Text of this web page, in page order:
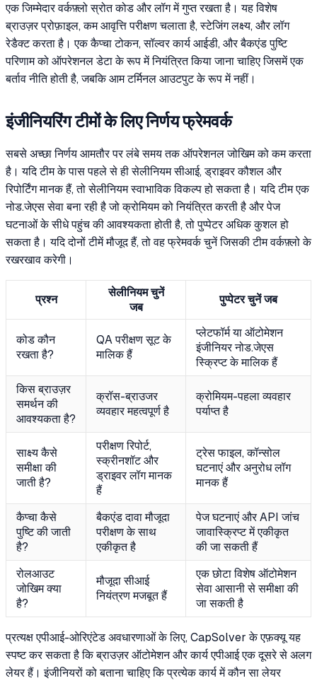
एक जिम्मेदार वर्कफ़्लो स्रोत कोड और लॉग में गुप्त रखता है। यह विशेष
ब्राउज़र प्रोफ़ाइल, कम आवृत्ति परीक्षण चलाता है, स्टेजिंग लक्ष्य, और लॉग
रेडैक्ट करता है। एक कैप्चा टोकन, सॉल्वर कार्य आईडी, और बैकएंड पुष्टि
परिणाम को ऑपरेशनल डेटा के रूप में नियंत्रित किया जाना चाहिए जिसमें एक
बर्ताव नीति होती है, जबकि आम टर्मिनल आउटपुट के रूप में नहीं।
इंजीनियरिंग टीमों के लिए निर्णय फ्रेमवर्क
सबसे अच्छा निर्णय आमतौर पर लंबे समय तक ऑपरेशनल जोखिम को कम करता
है। यदि टीम के पास पहले से ही सेलीनियम सीआई, ड्राइवर कौशल और
रिपोर्टिंग मानक हैं, तो सेलीनियम स्वाभाविक विकल्प हो सकता है। यदि टीम एक
नोड.जेएस सेवा बना रही है जो क्रोमियम को नियंत्रित करती है और पेज
घटनाओं के सीधे पहुंच की आवश्यकता होती है, तो पुप्पेटर अधिक कुशल हो
सकता है। यदि दोनों टीमें मौजूद हैं, तो वह फ्रेमवर्क चुनें जिसकी टीम वर्कफ़्लो के
रखरखाव करेगी।
प्रश्न
सेलीनियम चुनें
जब
पुप्पेटर चुनें जब
कोड कौन
रखता है?
QA परीक्षण सूट के
मालिक हैं
प्लेटफॉर्म या ऑटोमेशन
इंजीनियर नोड.जेएस
स्क्रिप्ट के मालिक हैं
किस ब्राउज़र
समर्थन की
आवश्यकता है?
क्रॉस-ब्राउजर
व्यवहार महत्वपूर्ण है
क्रोमियम-पहला व्यवहार
पर्याप्त है
साक्ष्य कैसे
समीक्षा की
जाती है?
परीक्षण रिपोर्ट,
स्क्रीनशॉट और
ड्राइवर लॉग मानक
हैं
ट्रेस फाइल, कॉन्सोल
घटनाएं और अनुरोध लॉग
मानक हैं
कैप्चा कैसे
पुष्टि की जाती
है?
बैकएंड दावा मौजूदा
परीक्षण के साथ
एकीकृत है
पेज घटनाएं और API जांच
जावास्क्रिप्ट में एकीकृत
की जा सकती हैं
रोलआउट
जोखिम क्या
है?
मौजूदा सीआई
नियंत्रण मजबूत हैं
एक छोटा विशेष ऑटोमेशन
सेवा आसानी से समीक्षा की
जा सकती है
प्रत्यक्ष एपीआई-ओरिएंटेड अवधारणाओं के लिए, CapSolver के एफ़क्यू यह
स्पष्ट कर सकता है कि ब्राउज़र ऑटोमेशन और कार्य एपीआई एक दूसरे से अलग
लेयर हैं। इंजीनियरों को बताना चाहिए कि प्रत्येक कार्य में कौन सा लेयर